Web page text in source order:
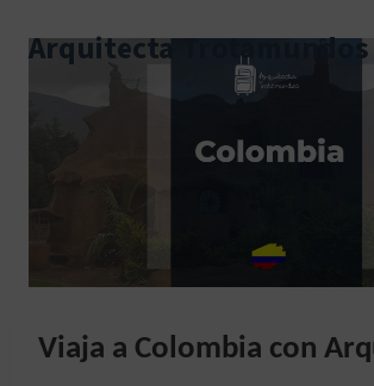
content
Arquitecta Trotamundos
Viaja a Colombia con